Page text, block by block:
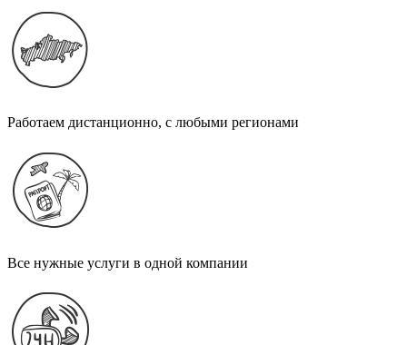
Работаем дистанционно, с любыми регионами
Все нужные услуги в одной компании